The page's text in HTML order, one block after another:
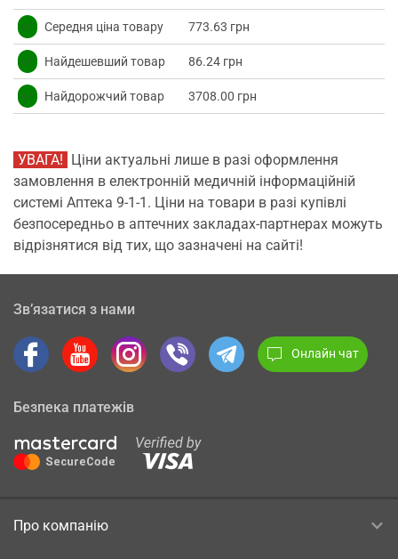
✅ Середня ціна товару 773.63 грн
✅ Найдешевший товар 86.24 грн
✅ Найдорожчий товар 3708.00 грн
УВАГА! Ціни актуальні лише в разі оформлення
замовлення в електронній медичній інформаційній
системі Аптека 9-1-1. Ціни на товари в разі купівлі
безпосередньо в аптечних закладах-партнерах можуть
відрізнятися від тих, що зазначені на сайті!
Зв’язатися з нами
Онлайн чат
Безпека платежів
Про компанію